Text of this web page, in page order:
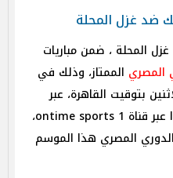
ضد غزل المحلة
المحلة ، ضمن مباريات
المصري الممتاز، وذلك في
بتوقيت القاهرة، عبر
،
المصري هذا الموسم